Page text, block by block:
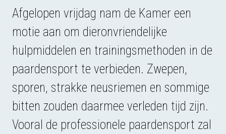
Afgelopen vrijdag nam de Kamer een
motie aan om dieronvriendelijke
hulpmiddelen en trainingsmethoden in de
paardensport te verbieden. Zwepen,
sporen, strakke neusriemen en sommige
bitten zouden daarmee verleden tijd zijn.
Vooral de professionele paardensport zal